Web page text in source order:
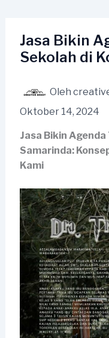
kontenJasa Bikin
Sekolah di
Oleh
Oktober 14, 2024
Jasa Bikin
Samarinda:
Kami